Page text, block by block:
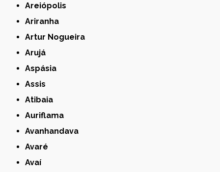
Areiópolis
Ariranha
Artur Nogueira
Arujá
Aspásia
Assis
Atibaia
Auriflama
Avanhandava
Avaré
Avaí